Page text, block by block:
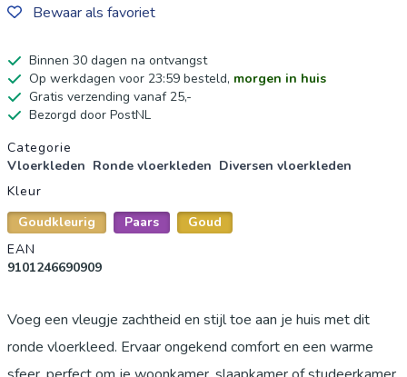
Bewaar als favoriet
Binnen 30 dagen na ontvangst
Op werkdagen voor 23:59 besteld, morgen in huis
Gratis verzending vanaf 25,-
Bezorgd door PostNL
Productgegevens
Categorie
Vloerkleden Ronde vloerkleden Diversen vloerkleden
Kleur
Goudkleurig
Paars
Goud
EAN
9101246690909
Voeg een vleugje zachtheid en stijl toe aan je huis met dit
ronde vloerkleed. Ervaar ongekend comfort en een warme